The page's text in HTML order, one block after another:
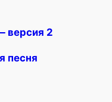
версия 2
песня